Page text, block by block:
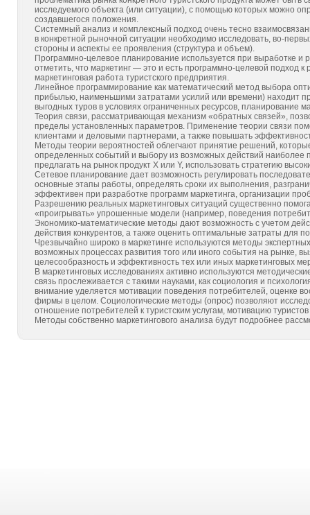
исследуемого объекта (или ситуации), с помощью которых можно
создавшегося положения.
Системный анализ и комплексный подход очень тесно
в конкретной рыночной ситуации необходимо исследовать, во-
стороны и аспекты ее проявления (структура и объем).
Программно-целевое планирование используется при выработке и
отметить, что маркетинг — это и есть программно-целевой подход
маркетинговая работа туристского предприятия.
Линейное программирование как математический метод выбора
прибылью, наименьшими затратами усилий или времени) находит
выгодных туров в условиях ограниченных ресурсов, планирование
Теория связи, рассматривающая механизм «обратных связей»,
пределы установленных параметров. Применение теории связи
клиентами и деловыми партнерами, а также повышать
Методы теории вероятностей облегчают принятие решений,
определенных событий и выбору из возможных действий наиболее
предлагать на рынок продукт X или Y, использовать стратегию
Сетевое планирование дает возможность регулировать
основные этапы работы, определять сроки их выполнения,
эффективен при разработке программ маркетинга, организации
Разрешению реальных маркетинговых ситуаций существенно
«проигрывать» упрошенные модели (например, поведения
Экономико-математические методы дают возможность с учетом
действия конкурентов, а также оценить оптимальные затраты для
Чрезвычайно широко в маркетинге используются методы
возможных процессах развития того или иного события на рынке,
целесообразность и эффективность тех или иных маркетинговых
В маркетинговых исследованиях активно используются
связь прослеживается с такими науками, как социология и
внимание уделяется мотивации поведения потребителей, оценке
фирмы в целом. Социологические методы (опрос) позволяют
отношение потребителей к туристским услугам, мотивацию
Методы собственно маркетингового анализа будут подробнее